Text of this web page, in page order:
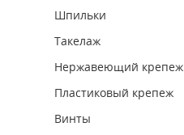
Шпильки
Такелаж
Нержавеющий крепеж
Пластиковый крепеж
Винты